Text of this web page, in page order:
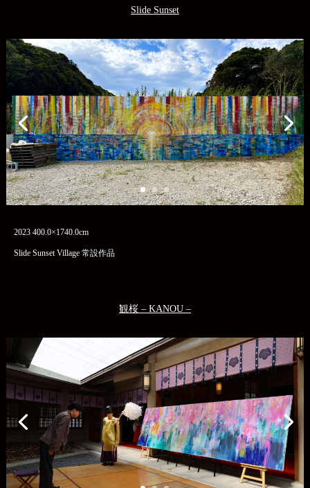
Slide Sunset
2023 400.0×1740.0cm
Slide Sunset Village 常設作品
観桜 – KANOU –